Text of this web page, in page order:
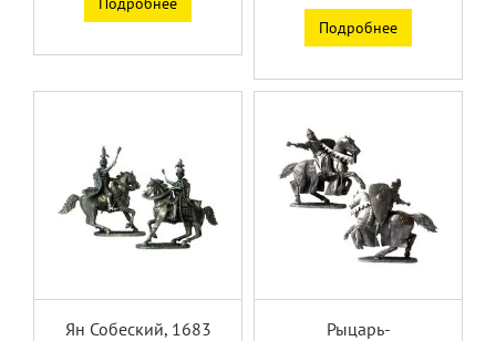
Подробнее
Ян Собеский, 1683
Рыцарь-